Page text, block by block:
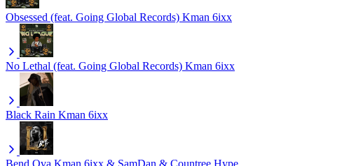
Obsessed (feat. Going Global Records) Kman 6ixx
No Lethal (feat. Going Global Records) Kman 6ixx
Black Rain Kman 6ixx
Bend Ova Kman 6ixx & SamDan & Countree Hype